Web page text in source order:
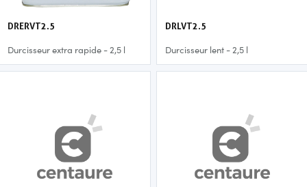
DRERVT2.5
Durcisseur extra rapide - 2,5 l
DRLVT2.5
Durcisseur lent - 2,5 l